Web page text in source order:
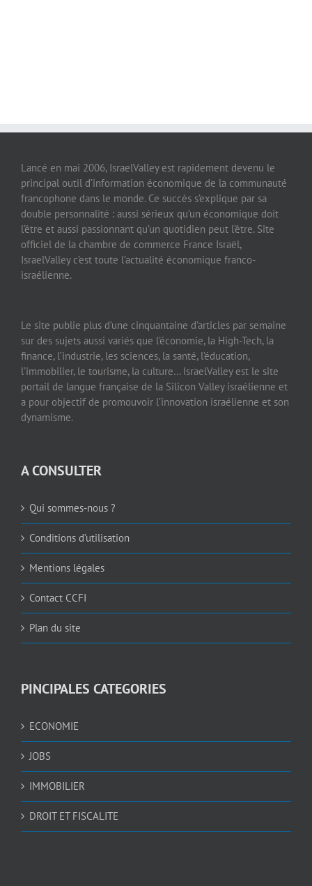
Lancé en mai 2006, IsraelValley est rapidement devenu le
principal outil d’information économique de la communauté
francophone dans le monde. Ce succès s’explique par sa
double personnalité : aussi sérieux qu’un économique doit
l’être et aussi passionnant qu’un quotidien peut l’être. Site
officiel de la chambre de commerce France Israël,
IsraelValley c’est toute l’actualité économique franco-
israélienne.
Le site publie plus d’une cinquantaine d’articles par semaine
sur des sujets aussi variés que l’économie, la High-Tech, la
finance, l’industrie, les sciences, la santé, l’éducation,
l’immobilier, le tourisme, la culture… IsraelValley est le site
portail de langue française de la Silicon Valley israélienne et
a pour objectif de promouvoir l’innovation israélienne et son
dynamisme.
A CONSULTER
Qui sommes-nous ?
Conditions d’utilisation
Mentions légales
Contact CCFI
Plan du site
PINCIPALES CATEGORIES
ECONOMIE
JOBS
IMMOBILIER
DROIT ET FISCALITE